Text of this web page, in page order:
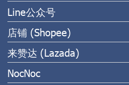
Line公众号
店铺 (Shopee)
来赞达 (Lazada)
NocNoc